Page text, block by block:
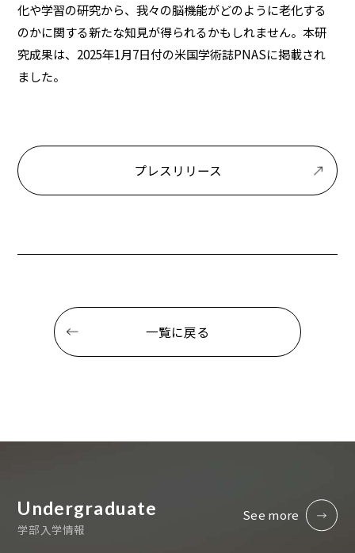
化や学習の研究から、我々の脳機能がどのように老化する
のかに関する新たな知見が得られるかもしれません。本研
究成果は、2025年1月7日付の米国学術誌PNASに掲載され
ました。
プレスリリース
一覧に戻る
Undergraduate
学部入学情報
See more